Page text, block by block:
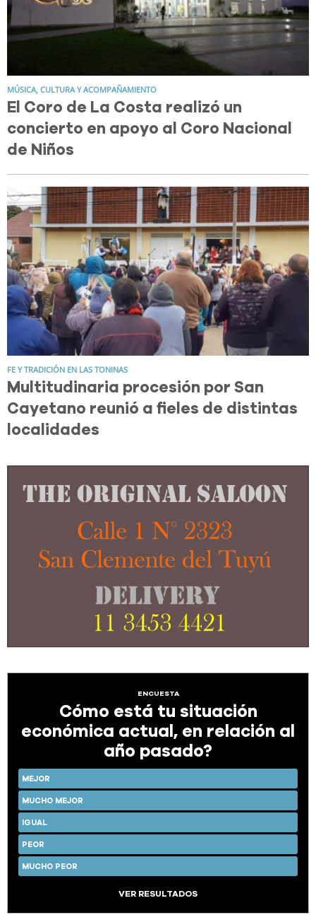
MÚSICA, CULTURA Y ACOMPAÑAMIENTO
El Coro de La Costa realizó un
concierto en apoyo al Coro Nacional
de Niños
FE Y TRADICIÓN EN LAS TONINAS
Multitudinaria procesión por San
Cayetano reunió a fieles de distintas
localidades
ENCUESTA
Cómo está tu situación
económica actual, en relación al
año pasado?
MEJOR
MUCHO MEJOR
IGUAL
PEOR
MUCHO PEOR
VER RESULTADOS